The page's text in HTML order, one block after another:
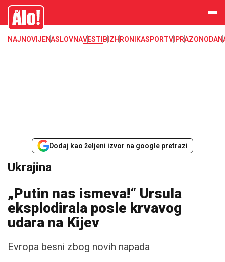
Ukrajina
Alo
NAJNOVIJENASLOVNAVESTI BIZHRONIKASPORTVIPRAZONODA
Dodaj kao željeni izvor na google pretrazi
Ukrajina
„Putin nas ismeva!“ Ursula
eksplodirala posle krvavog
udara na Kijev
Evropa besni zbog novih napada